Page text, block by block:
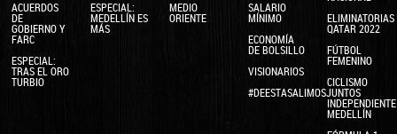
ACUERDOS
DE
GOBIERNO Y
FARC
ESPECIAL:
TRAS EL ORO
TURBIO
ESPECIAL:
MEDELLÍN ES
MÁS
MEDIO
ORIENTE
SALARIO
MÍNIMO
ECONOMÍA
DE BOLSILLO
VISIONARIOS
#DEESTASALIMOSJUNTOS
ELIMINATORIAS
QATAR 2022
FÚTBOL
FEMENINO
CICLISMO
INDEPENDIENTE
MEDELLÍN